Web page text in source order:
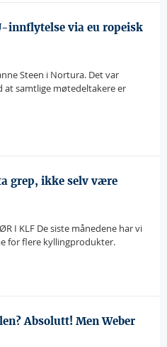
innflytelse via eu ropeisk
Steen i Nortura. Det var
at samtlige møtedeltakere er
grep, ikke selv være
I KLF De siste månedene har vi
for flere kyllingprodukter.
Absolutt! Men Weber